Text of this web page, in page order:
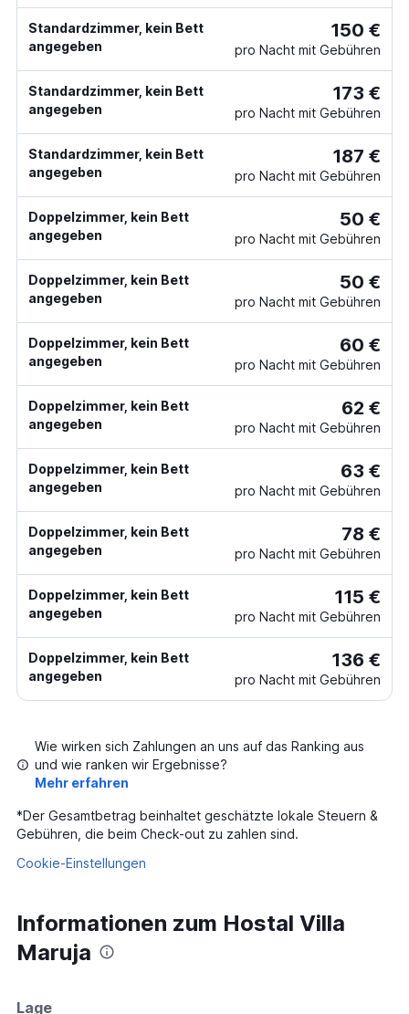
Standardzimmer, kein Bett
angegeben
150 €
pro Nacht mit Gebühren
Standardzimmer, kein Bett
angegeben
173 €
pro Nacht mit Gebühren
Standardzimmer, kein Bett
angegeben
187 €
pro Nacht mit Gebühren
Doppelzimmer, kein Bett
angegeben
50 €
pro Nacht mit Gebühren
Doppelzimmer, kein Bett
angegeben
50 €
pro Nacht mit Gebühren
Doppelzimmer, kein Bett
angegeben
60 €
pro Nacht mit Gebühren
Doppelzimmer, kein Bett
angegeben
62 €
pro Nacht mit Gebühren
Doppelzimmer, kein Bett
angegeben
63 €
pro Nacht mit Gebühren
Doppelzimmer, kein Bett
angegeben
78 €
pro Nacht mit Gebühren
Doppelzimmer, kein Bett
angegeben
115 €
pro Nacht mit Gebühren
Doppelzimmer, kein Bett
angegeben
136 €
pro Nacht mit Gebühren
Wie wirken sich Zahlungen an uns auf das Ranking aus
und wie ranken wir Ergebnisse?
Mehr erfahren
*Der Gesamtbetrag beinhaltet geschätzte lokale Steuern &
Gebühren, die beim Check-out zu zahlen sind.
Cookie-Einstellungen
Informationen zum Hostal Villa
Maruja
Lage